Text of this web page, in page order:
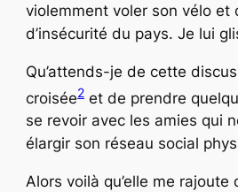
violemment voler son vélo et
d’insécurité du pays. Je lui
Qu’attends-je de cette
croisée2 et de prendre
se revoir avec les amies qui
élargir son réseau social
Alors voilà qu’elle me